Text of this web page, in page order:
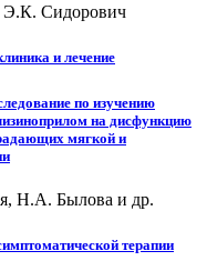
Сидорович
и лечение
по изучению
на дисфункцию
мягкой и
Н.А. Былова и др.
терапии